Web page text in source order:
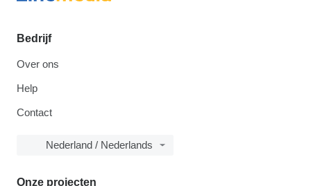
Bedrijf
Over ons
Help
Contact
Nederland / Nederlands
Onze projecten